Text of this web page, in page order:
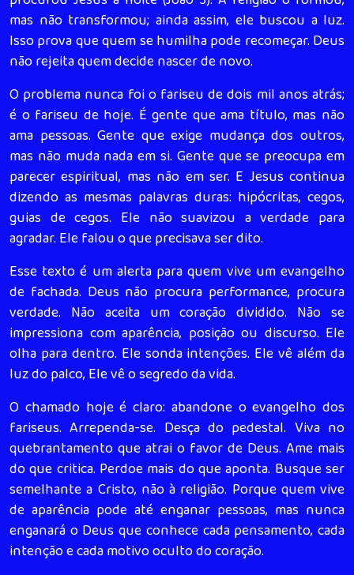
mas não transformou; ainda assim, ele buscou a luz.
Isso prova que quem se humilha pode recomeçar. Deus
não rejeita quem decide nascer de novo.
O problema nunca foi o fariseu de dois mil anos atrás;
é o fariseu de hoje. É gente que ama título, mas não
ama pessoas. Gente que exige mudança dos outros,
mas não muda nada em si. Gente que se preocupa em
parecer espiritual, mas não em ser. E Jesus continua
dizendo as mesmas palavras duras: hipócritas, cegos,
guias de cegos. Ele não suavizou a verdade para
agradar. Ele falou o que precisava ser dito.
Esse texto é um alerta para quem vive um evangelho
de fachada. Deus não procura performance, procura
verdade. Não aceita um coração dividido. Não se
impressiona com aparência, posição ou discurso. Ele
olha para dentro. Ele sonda intenções. Ele vê além da
luz do palco, Ele vê o segredo da vida.
O chamado hoje é claro: abandone o evangelho dos
fariseus. Arrependa-se. Desça do pedestal. Viva no
quebrantamento que atrai o favor de Deus. Ame mais
do que critica. Perdoe mais do que aponta. Busque ser
semelhante a Cristo, não à religião. Porque quem vive
de aparência pode até enganar pessoas, mas nunca
enganará o Deus que conhece cada pensamento, cada
intenção e cada motivo oculto do coração.